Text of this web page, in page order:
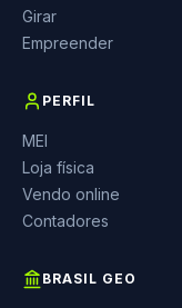
Girar
Empreender
PERFIL
MEI
Loja física
Vendo online
Contadores
BRASIL GEO